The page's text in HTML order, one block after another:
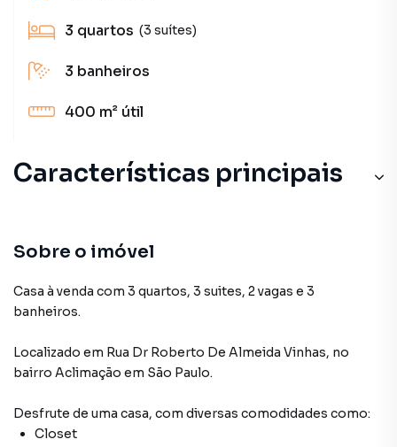
3 quartos (3 suítes)
3 banheiros
400 m² útil
Características principais
Sobre o imóvel
Casa à venda com 3 quartos, 3 suites, 2 vagas e 3
banheiros.
Localizado em Rua Dr Roberto De Almeida Vinhas, no
bairro Aclimação em São Paulo.
Desfrute de uma casa, com diversas comodidades como:
Closet